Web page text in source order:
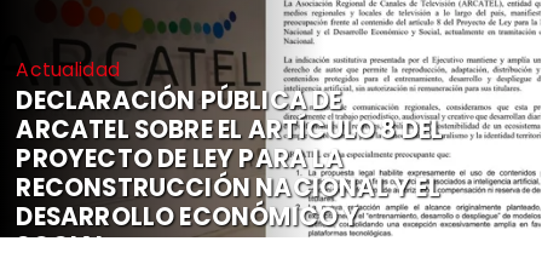
Actualidad
DECLARACIÓN PÚBLICA DE
ARCATEL SOBRE EL ARTÍCULO 8 DEL
PROYECTO DE LEY PARA LA
RECONSTRUCCIÓN NACIONAL Y EL
DESARROLLO ECONÓMICO Y
SOCIAL